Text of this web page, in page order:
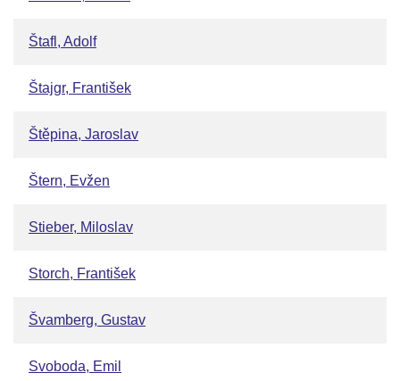
Štafl, Adolf
Štajgr, František
Štěpina, Jaroslav
Štern, Evžen
Stieber, Miloslav
Storch, František
Švamberg, Gustav
Svoboda, Emil